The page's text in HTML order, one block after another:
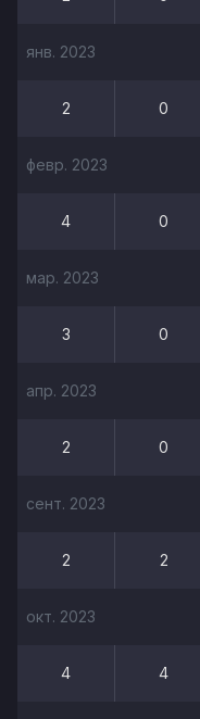
янв. 2023
2 0
февр. 2023
4 0
мар. 2023
3 0
апр. 2023
2 0
сент. 2023
2 2
окт. 2023
4 4